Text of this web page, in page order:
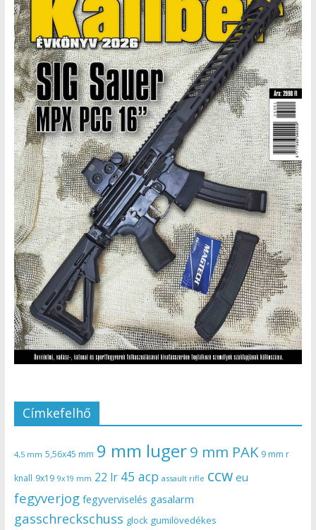
Címkefelhő
4,5 mm 5,56x45 mm 9 mm luger9 mm PAK 9 mm r
knall 9x19 9x19 mm 22 lr 45 acp assault rifle ccw eu
fegyverjog fegyverviselés gasalarm
gasschreckschuss glock gumilövedékes